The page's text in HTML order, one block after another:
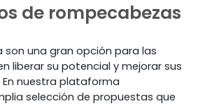
de rompecabezas
son una gran opción para las
liberar su potencial y mejorar sus
nuestra plataforma
selección de propuestas que